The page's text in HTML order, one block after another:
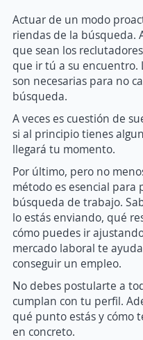
Actuar de un modo
riendas de la búsqueda.
que sean los
que ir tú a su encuentro.
son necesarias para no
búsqueda.
A veces es cuestión de
si al principio tienes
llegará tu momento.
Por último, pero no
método es esencial para
búsqueda de trabajo.
lo estás enviando, qué
cómo puedes ir
mercado laboral te
conseguir un empleo.
No debes postularte a
cumplan con tu perfil.
qué punto estás y cómo
en concreto.